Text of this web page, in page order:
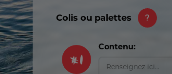
Colis ou palettes
#1 Contenu: